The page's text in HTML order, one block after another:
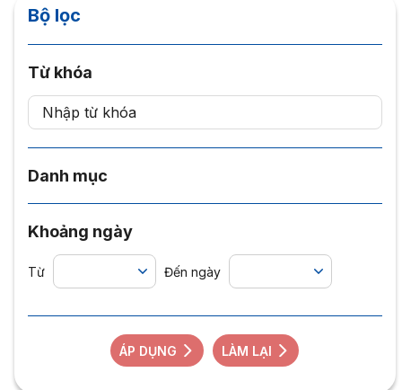
Bộ lọc
Từ khóa
Danh mục
Khoảng ngày
Từ Đến ngày
ÁP DỤNG LÀM LẠI